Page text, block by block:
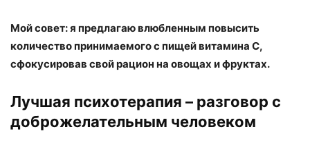
Мой совет: я предлагаю влюбленным повысить
количество принимаемого с пищей витамина С,
сфокусировав свой рацион на овощах и фруктах.
Лучшая психотерапия – разговор с
доброжелательным человеком